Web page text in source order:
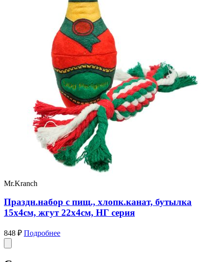
Mr.Kranch
Праздн.набор с пищ., хлопк.канат, бутылка
15х4см, жгут 22х4см, НГ серия
848 ₽ Подробнее